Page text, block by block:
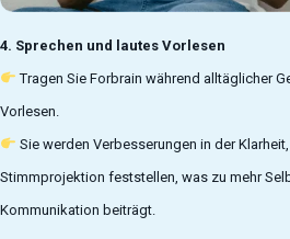
4. Sprechen und lautes Vorlesen
Tragen Sie Forbrain während alltäglicher
Vorlesen.
Sie werden Verbesserungen in der
Stimmprojektion feststellen, was zu mehr
Kommunikation beiträgt.